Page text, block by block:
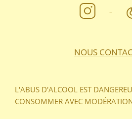
NOUS
L'ABUS D'ALCOOL EST
CONSOMMER AVEC